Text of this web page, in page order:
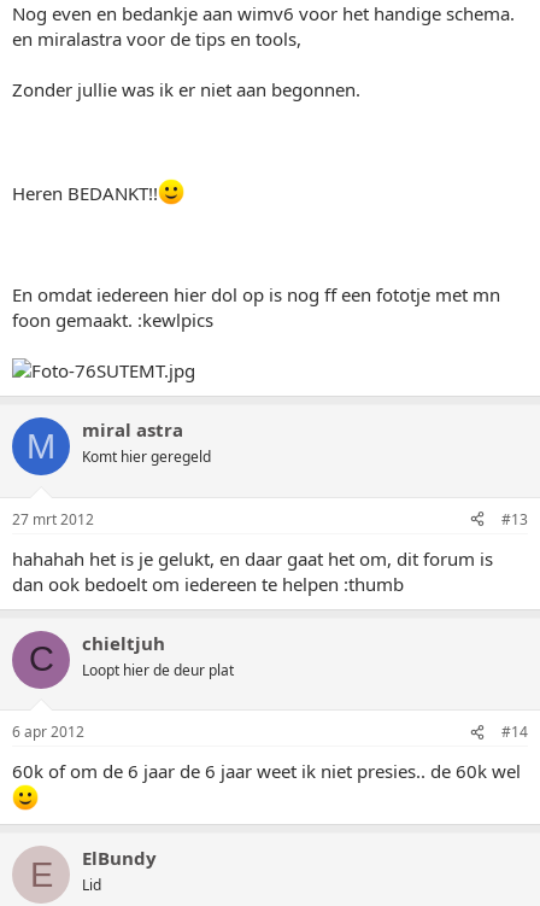
Nog even en bedankje aan wimv6 voor het handige schema.
en miralastra voor de tips en tools,
Zonder jullie was ik er niet aan begonnen.
Heren BEDANKT!!
En omdat iedereen hier dol op is nog ff een fototje met mn
foon gemaakt. :kewlpics
M miral astra
Komt hier geregeld
27 mrt 2012 #13
hahahah het is je gelukt, en daar gaat het om, dit forum is
dan ook bedoelt om iedereen te helpen :thumb
C chieltjuh
Loopt hier de deur plat
6 apr 2012 #14
60k of om de 6 jaar de 6 jaar weet ik niet presies.. de 60k wel
E ElBundy
Lid